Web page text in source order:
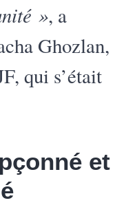
», a
Ghozlan,
qui s’était
et